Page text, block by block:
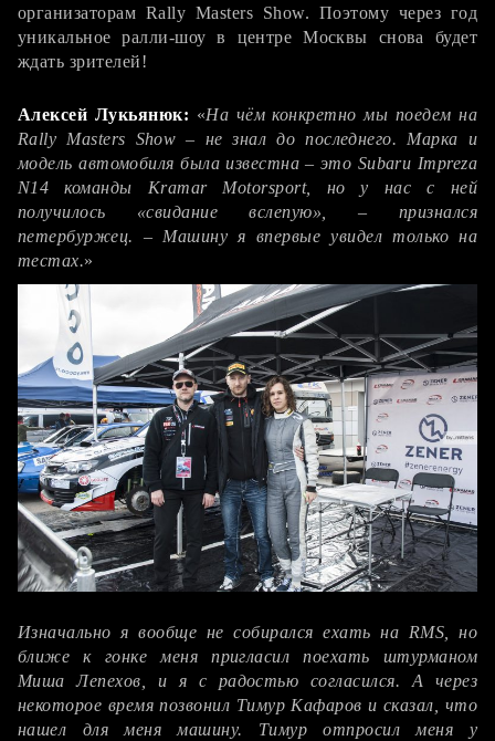
организаторам Rally Masters Show. Поэтому через год
уникальное ралли-шоу в центре Москвы снова будет
ждать зрителей!
Алексей Лукьянюк: «На чём конкретно мы поедем на
Rally Masters Show – не знал до последнего. Марка и
модель автомобиля была известна – это Subaru Impreza
N14 команды Kramar Motorsport, но у нас с ней
получилось «свидание вслепую», – признался
петербуржец. – Машину я впервые увидел только на
тестах.»
Изначально я вообще не собирался ехать на RMS, но
ближе к гонке меня пригласил поехать штурманом
Миша Лепехов, и я с радостью согласился. А через
некоторое время позвонил Тимур Кафаров и сказал, что
нашел для меня машину. Тимур отпросил меня у